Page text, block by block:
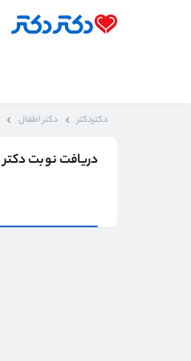
دکتردکتر دکتر اطفال
دریافت نوبت